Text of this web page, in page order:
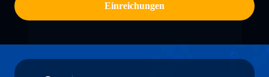
Einreichungen